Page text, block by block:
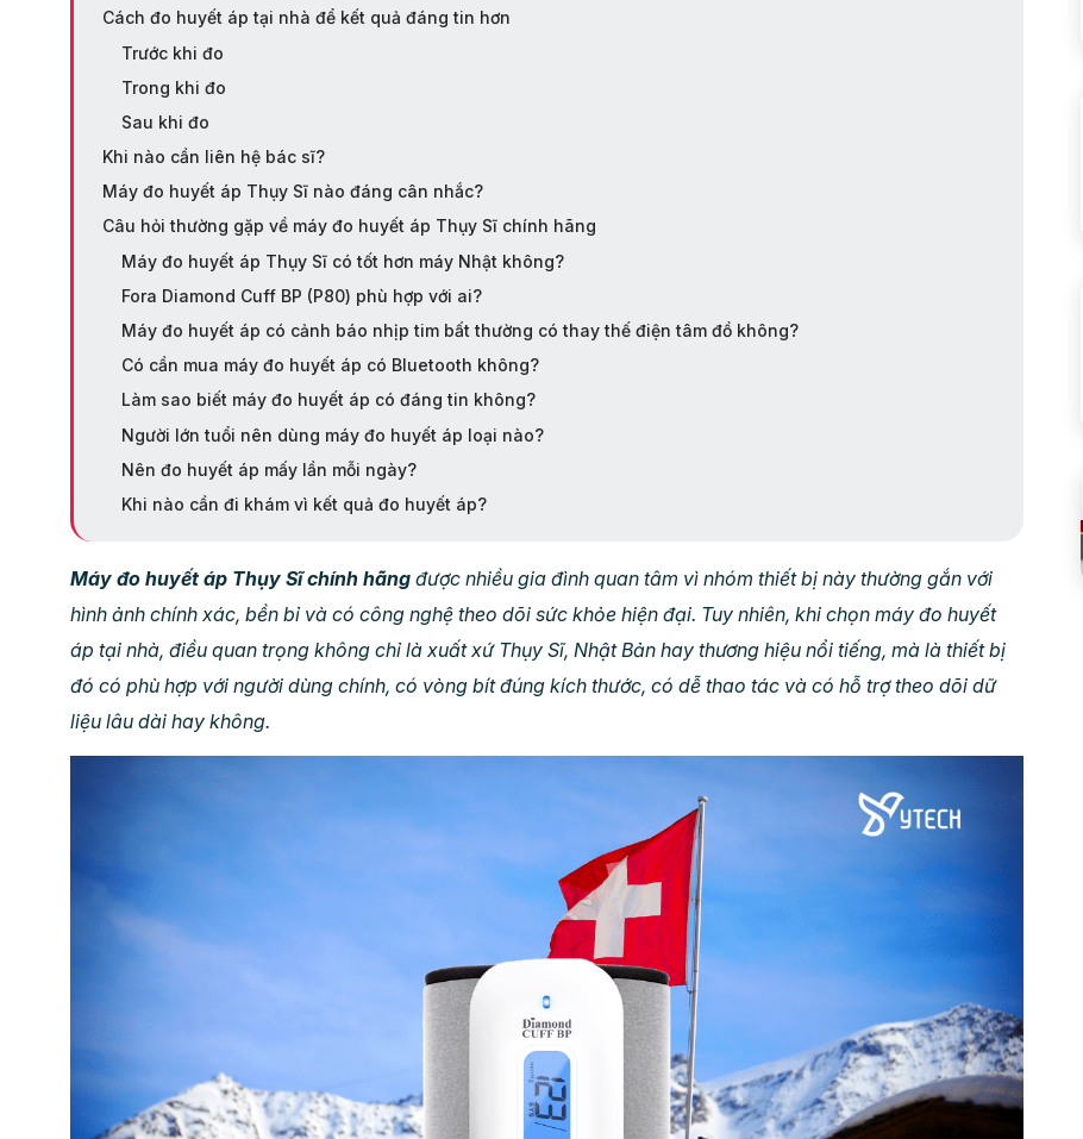
Cách đo huyết áp tại nhà để kết quả đáng tin hơn
Trước khi đo
Trong khi đo
Sau khi đo
Khi nào cần liên hệ bác sĩ?
Máy đo huyết áp Thụy Sĩ nào đáng cân nhắc?
Câu hỏi thường gặp về máy đo huyết áp Thụy Sĩ chính hãng
Máy đo huyết áp Thụy Sĩ có tốt hơn máy Nhật không?
Fora Diamond Cuff BP (P80) phù hợp với ai?
Máy đo huyết áp có cảnh báo nhịp tim bất thường có thay thế điện tâm đồ không?
Có cần mua máy đo huyết áp có Bluetooth không?
Làm sao biết máy đo huyết áp có đáng tin không?
Người lớn tuổi nên dùng máy đo huyết áp loại nào?
Nên đo huyết áp mấy lần mỗi ngày?
Khi nào cần đi khám vì kết quả đo huyết áp?
Máy đo huyết áp Thụy Sĩ chính hãng được nhiều gia đình quan tâm vì nhóm thiết bị này thường gắn với
hình ảnh chính xác, bền bỉ và có công nghệ theo dõi sức khỏe hiện đại. Tuy nhiên, khi chọn máy đo huyết
áp tại nhà, điều quan trọng không chỉ là xuất xứ Thụy Sĩ, Nhật Bản hay thương hiệu nổi tiếng, mà là thiết bị
đó có phù hợp với người dùng chính, có vòng bít đúng kích thước, có dễ thao tác và có hỗ trợ theo dõi dữ
liệu lâu dài hay không.